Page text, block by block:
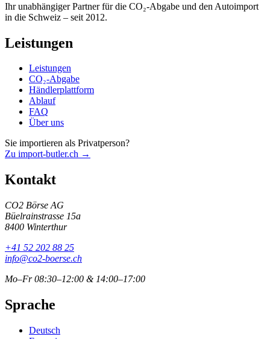
Ihr unabhängiger Partner für die CO₂-Abgabe und den Autoimport
in die Schweiz – seit 2012.
Leistungen
Leistungen
CO₂-Abgabe
Händlerplattform
Ablauf
FAQ
Über uns
Sie importieren als Privatperson?
Zu import-butler.ch →
Kontakt
CO2 Börse AG
Büelrainstrasse 15a
8400 Winterthur
+41 52 202 88 25
info@co2-boerse.ch
Mo–Fr 08:30–12:00 & 14:00–17:00
Sprache
Deutsch